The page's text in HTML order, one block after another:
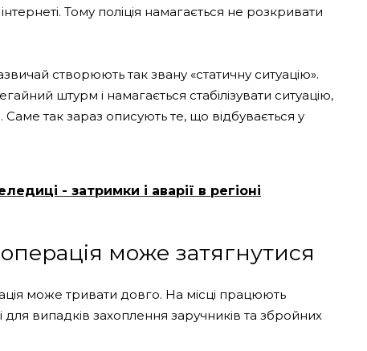
Тому поліція намагається не розкривати
створюють так звану «статичну ситуацію».
штурм і намагається стабілізувати ситуацію,
так зараз описують те, що відбувається у
- затримки і аварії в регіоні
може затягнутися
може тривати довго. На місці працюють
для випадків захоплення заручників та збройних